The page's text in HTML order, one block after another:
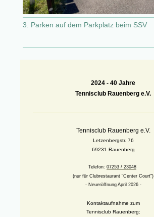
3. Parken auf dem Parkplatz beim SSV
2024 - 40 Jahre
Tennisclub Rauenberg e.V.
Tennisclub Rauenberg e.V.
Letzenbergstr. 76
69231 Rauenberg
Telefon: 07253 / 23048
(nur für Clubrestaurant "Center Court")
- Neueröffnung April 2026 -
Kontaktaufnahme zum
Tennisclub Rauenberg: